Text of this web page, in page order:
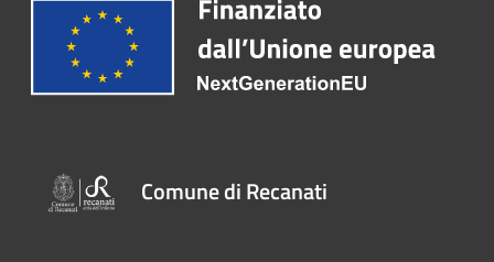
Comune di Recanati